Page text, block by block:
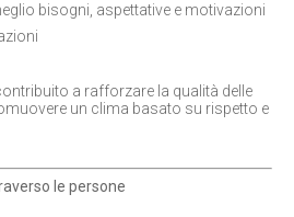
bisogni, aspettative e motivazioni
a rafforzare la qualità delle
un clima basato su rispetto e
le persone